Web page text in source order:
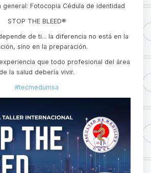
general: Fotocopia Cédula de identidad
STOP THE BLEED®
de ti... la diferencia no está en la
sino en la preparación.
que todo profesional del área
la salud debería vivir.
#tecmedumsa